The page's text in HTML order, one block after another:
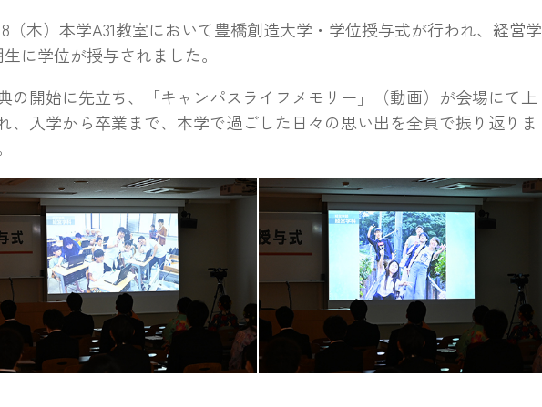
（木）本学A31教室において豊橋創造大学・学位授与式が行われ、経営学
に学位が授与されました。
の開始に先立ち、「キャンパスライフメモリー」（動画）が会場にて上
、入学から卒業まで、本学で過ごした日々の思い出を全員で振り返りま